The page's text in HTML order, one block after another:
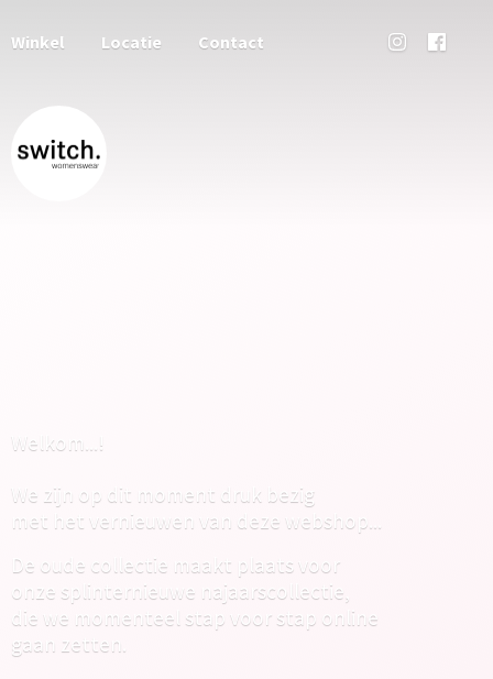
Winkel Locatie Contact
Welkom...!
We zijn op dit moment druk bezig
met het vernieuwen van deze webshop...
De oude collectie maakt plaats voor
onze splinternieuwe najaarscollectie,
die we momenteel stap voor stap online
gaan zetten.